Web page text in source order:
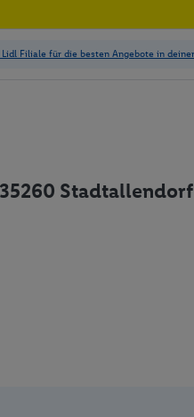
35260 Stadtallendorf